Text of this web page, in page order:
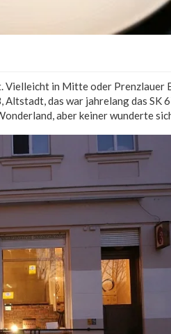
in Mitte oder Prenzlauer
Altstadt, das war jahrelang das SK
aber keiner wunderte